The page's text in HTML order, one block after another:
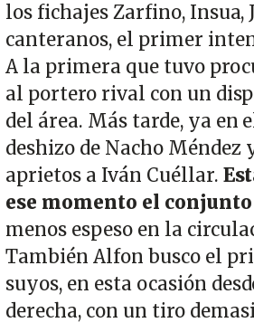
los fichajes Zarfino, Insua,
canteranos, el primer
A la primera que tuvo
al portero rival con un
del área. Más tarde, ya en
deshizo de Nacho Méndez
aprietos a Iván Cuéllar.
ese momento el
menos espeso en la
También Alfon busco el
suyos, en esta ocasión
derecha, con un tiro